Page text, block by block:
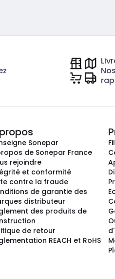
Sonepar
de Sonepar France
rejoindre
et conformité
contre la fraude
de garantie des
distributeur
des produits de
de retour
REACH et RoHS